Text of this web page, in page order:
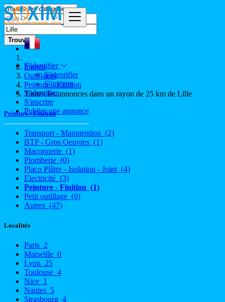
S'identifier
S'identifier
S'inscrire
S'identifier
S'inscrire
Publier une annonce
Trouver
France
Outillages
Peinture - Finition
Toutes les annonces dans un rayon de 25 km de Lille
Peinture - Finition
Transport - Manutention (2)
BTP - Gros Oeuvres (1)
Maçonnerie (1)
Plomberie (0)
Placo Plâtre - Isolation - Joint (4)
Electricité (3)
Peinture - Finition (1)
Petit outillage (0)
Autres (47)
Localités
Paris 2
Marseille 0
Lyon 25
Toulouse 4
Nice 1
Nantes 5
Strasbourg 4